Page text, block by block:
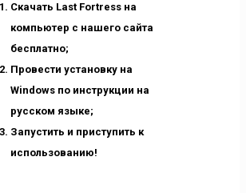
Скачать Last Fortress на
компьютер с нашего сайта
бесплатно;
Провести установку на
Windows по инструкции на
русском языке;
Запустить и приступить к
использованию!